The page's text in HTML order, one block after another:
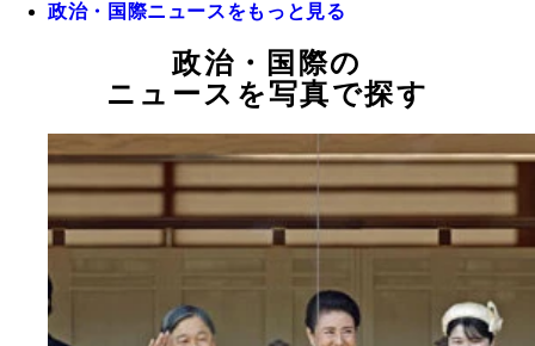
政治・国際ニュースをもっと見る
政治・国際の
ニュースを写真で探す